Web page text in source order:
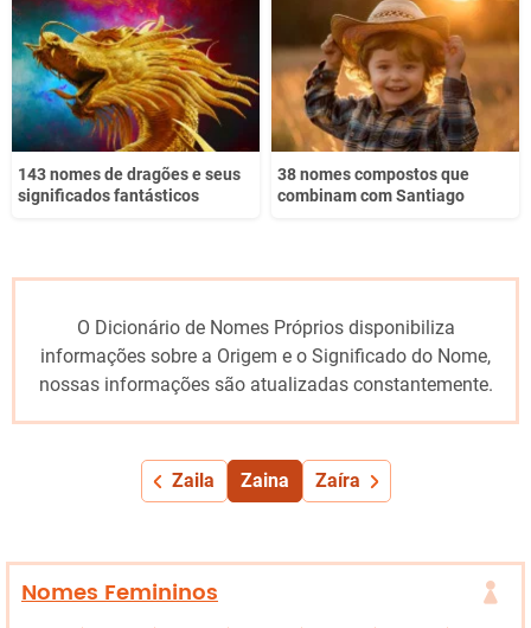
143 nomes de dragões e seus
significados fantásticos
38 nomes compostos que
combinam com Santiago
O Dicionário de Nomes Próprios disponibiliza
informações sobre a Origem e o Significado do Nome,
nossas informações são atualizadas constantemente.
Zaila Zaina Zaíra
Nomes Femininos